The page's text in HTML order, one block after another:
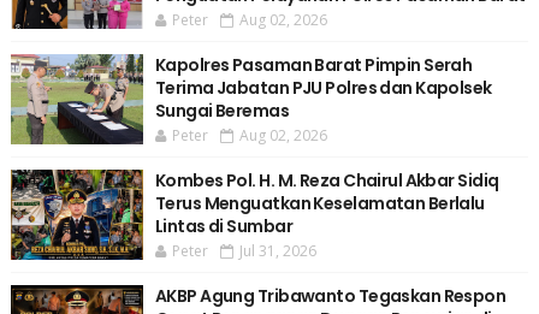
Peter Aug 02, 2026
Kapolres Pasaman Barat Pimpin Serah
Terima Jabatan PJU Polres dan Kapolsek
Sungai Beremas
Peter Aug 02, 2026
Kombes Pol. H. M. Reza Chairul Akbar Sidiq
Terus Menguatkan Keselamatan Berlalu
Lintas di Sumbar
Peter Jul 31, 2026
AKBP Agung Tribawanto Tegaskan Respon